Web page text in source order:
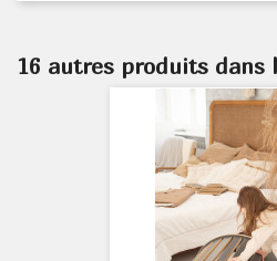
16 autres produits dans